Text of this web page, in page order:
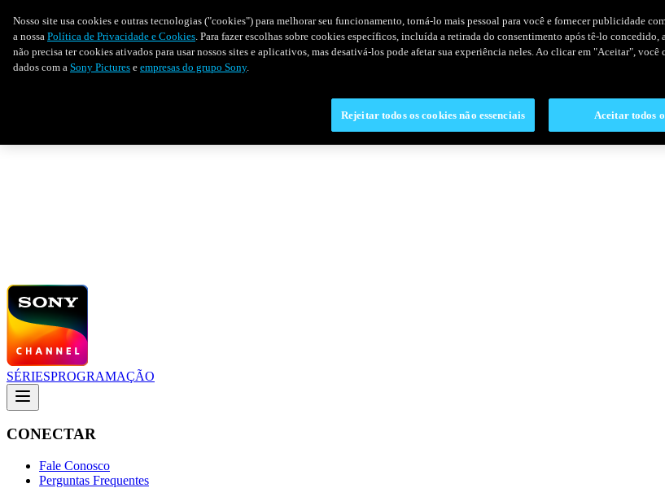
SÉRIESPROGRAMAÇÃO
CONECTAR
Fale Conosco
Perguntas Frequentes
Nosso site usa cookies e outras tecnologias ("cookies") para melhorar seu funcionamento, torná-lo mais pessoal para você e fornecer publicidade
a nossa Política de Privacidade e Cookies. Para fazer escolhas sobre cookies específicos, incluída a retirada do consentimento após tê-lo concedido,
não precisa ter cookies ativados para usar nossos sites e aplicativos, mas desativá-los pode afetar sua experiência neles. Ao clicar em "Aceitar",
dados com a Sony Pictures e empresas do grupo Sony.
Rejeitar todos os cookies não essenciais Aceitar todos